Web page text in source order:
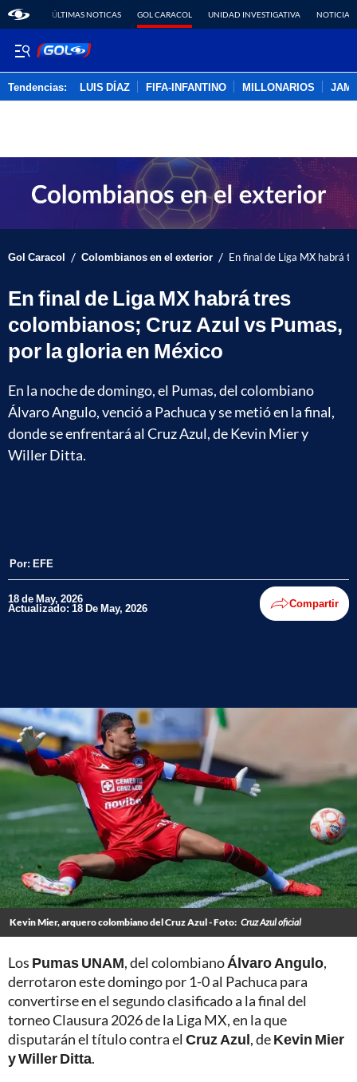
ÚLTIMAS NOTICAS GOL CARACOL UNIDAD INVESTIGATIVA NOTICIAS
Tendencias: LUIS DÍAZ FIFA-INFANTINO MILLONARIOS
Gol Caracol / Colombianos en el exterior / En final de Liga MX habrá
En final de Liga MX habrá tres
colombianos; Cruz Azul vs Pumas,
por la gloria en México
En la noche de domingo, el Pumas, del colombiano
Álvaro Angulo, venció a Pachuca y se metió en la final,
donde se enfrentará al Cruz Azul, de Kevin Mier y
Willer Ditta.
Por: EFE
18 de May, 2026
Actualizado: 18 De May, 2026 Compartir
Kevin Mier, arquero colombiano del Cruz Azul - Foto: Cruz Azul oficial
Los Pumas UNAM, del colombianoÁlvaro Angulo,
derrotaron este domingo por 1-0 al Pachuca para
convertirse en el segundo clasificado a la final del
torneo Clausura 2026 de la Liga MX, en la que
disputarán el título contra el Cruz Azul, deKevin Mier
y Willer Ditta.